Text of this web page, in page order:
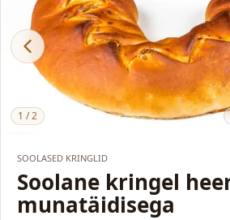
1 /2
SOOLASED KRINGLID
Soolane kringel
munatäidisega